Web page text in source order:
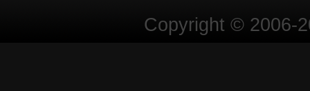
Copyright © 2006-